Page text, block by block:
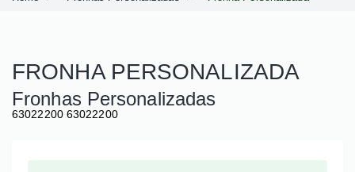
FRONHA PERSONALIZADA
Fronhas Personalizadas
63022200 63022200